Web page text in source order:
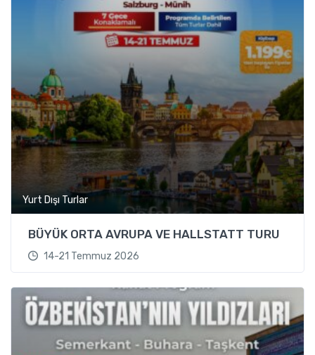
Yurt Dışı Turlar
BÜYÜK ORTA AVRUPA VE HALLSTATT TURU
14-21 Temmuz 2026